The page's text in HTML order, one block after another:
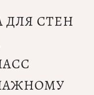
ДЛЯ СТЕН